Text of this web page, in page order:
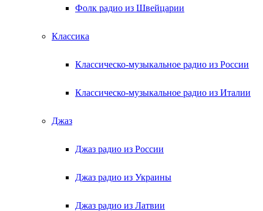
Фолк радио из Швейцарии
Классика
Классическо-музыкальное радио из России
Классическо-музыкальное радио из Италии
Джаз
Джаз радио из России
Джаз радио из Украины
Джаз радио из Латвии